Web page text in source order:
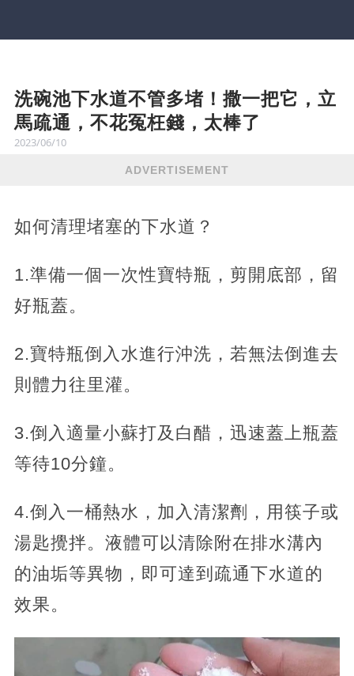
洗碗池下水道不管多堵！撒一把它，立
馬疏通，不花冤枉錢，太棒了
2023/06/10
ADVERTISEMENT
如何清理堵塞的下水道？
1.準備一個一次性寶特瓶，剪開底部，留
好瓶蓋。
2.寶特瓶倒入水進行沖洗，若無法倒進去
則體力往里灌。
3.倒入適量小蘇打及白醋，迅速蓋上瓶蓋
等待10分鐘。
4.倒入一桶熱水，加入清潔劑，用筷子或
湯匙攪拌。液體可以清除附在排水溝內
的油垢等異物，即可達到疏通下水道的
效果。